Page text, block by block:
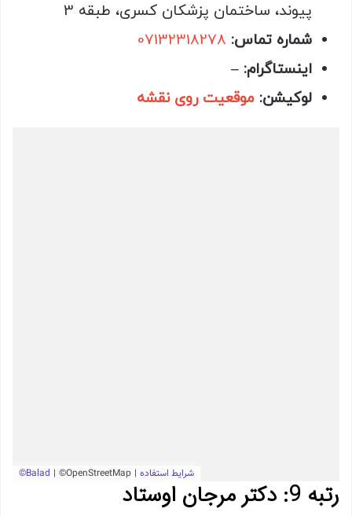
پیوند، ساختمان پزشکان کسری، طبقه 3
شماره تماس:
اینستاگرام: –
لوکیشن: موقعیت روی نقشه
رتبه 9: دکتر مرجان اوستاد